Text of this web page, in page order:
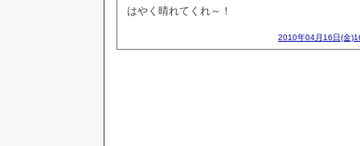
はやく晴れてくれ～！
2010年04月16日(金